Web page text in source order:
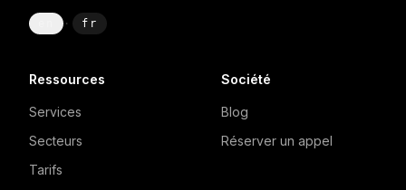
· fr
Ressources
Services
Secteurs
Tarifs
Société
Blog
Réserver un appel